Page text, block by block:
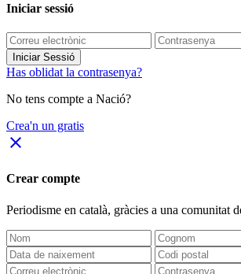
Iniciar sessió
Iniciar Sessió
Has oblidat la contrasenya?
No tens compte a Nació?
Crea'n un gratis
close
Crear compte
Periodisme en català, gràcies a una comunitat